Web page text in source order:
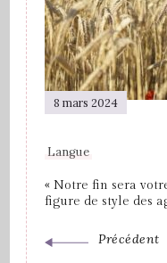
8 mars 2024
Langue
« Notre fin sera
figure de style des
Précédent